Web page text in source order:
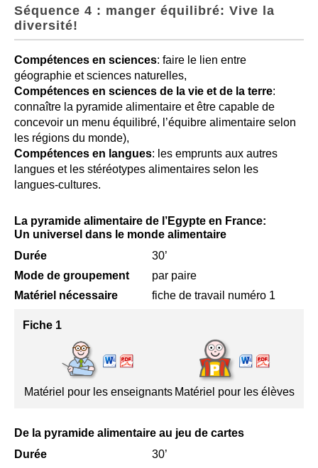
Séquence 4 : manger équilibré: Vive la
diversité!
Compétences en sciences: faire le lien entre
géographie et sciences naturelles,
Compétences en sciences de la vie et de la terre:
connaître la pyramide alimentaire et être capable de
concevoir un menu équilibré, l’équibre alimentaire selon
les régions du monde),
Compétences en langues: les emprunts aux autres
langues et les stéréotypes alimentaires selon les
langues-cultures.
La pyramide alimentaire de l’Egypte en France:
Un universel dans le monde alimentaire
Durée
30’
Mode de groupement
par paire
Matériel nécessaire
fiche de travail numéro 1
Fiche 1
Matériel pour les enseignants Matériel pour les élèves
De la pyramide alimentaire au jeu de cartes
Durée
30’